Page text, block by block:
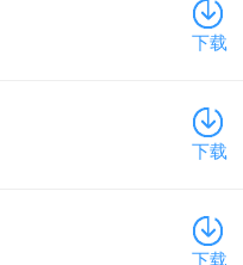
下载
下载
下载